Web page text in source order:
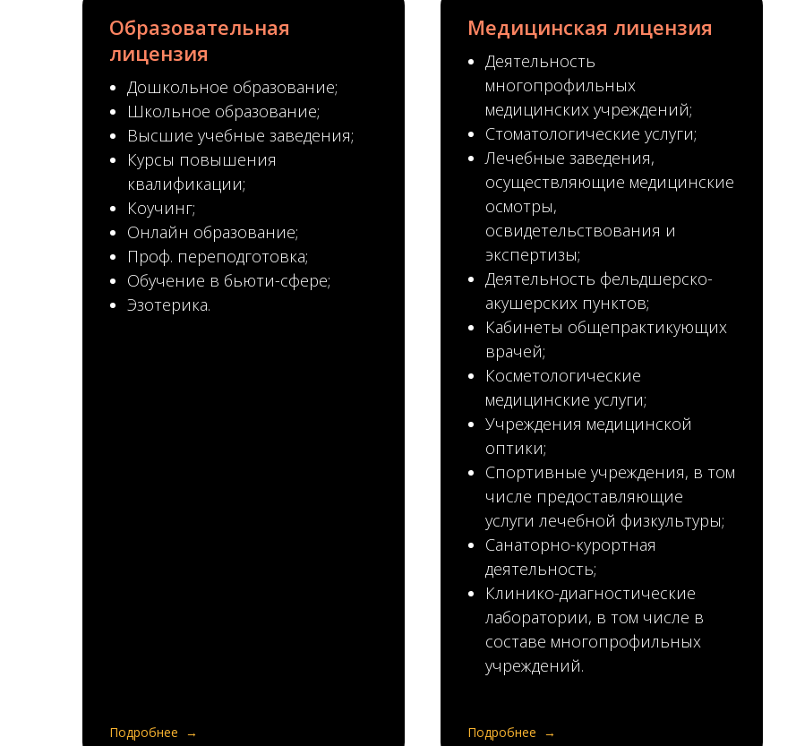
Образовательная
лицензия
Дошкольное образование;
Школьное образование;
Высшие учебные заведения;
Курсы повышения
квалификации;
Коучинг;
Онлайн образование;
Проф. переподготовка;
Обучение в бьюти-сфере;
Эзотерика.
Подробнее
Медицинская лицензия
Деятельность
многопрофильных
медицинских учреждений;
Стоматологические услуги;
Лечебные заведения,
осуществляющие медицинские
осмотры,
освидетельствования и
экспертизы;
Деятельность фельдшерско-
акушерских пунктов;
Кабинеты общепрактикующих
врачей;
Косметологические
медицинские услуги;
Учреждения медицинской
оптики;
Спортивные учреждения, в том
числе предоставляющие
услуги лечебной физкультуры;
Санаторно-курортная
деятельность;
Клинико-диагностические
лаборатории, в том числе в
составе многопрофильных
учреждений.
Подробнее